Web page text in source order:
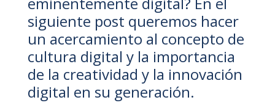
siguiente post queremos hacer
un acercamiento al concepto de
cultura digital y la importancia
de la creatividad y la innovación
digital en su generación.